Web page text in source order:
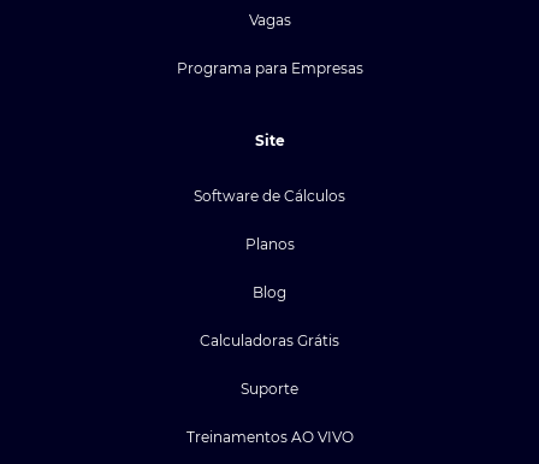
Vagas
Programa para Empresas
Site
Software de Cálculos
Planos
Blog
Calculadoras Grátis
Suporte
Treinamentos AO VIVO